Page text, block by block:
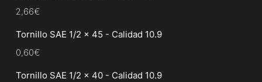
2,66€
Tornillo SAE 1/2 x 45 - Calidad 10.9
0,60€
Tornillo SAE 1/2 x 40 - Calidad 10.9